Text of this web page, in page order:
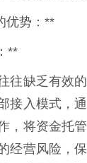
优势：**
**
往缺乏有效
接入模式，
，将资金托
经营风险，